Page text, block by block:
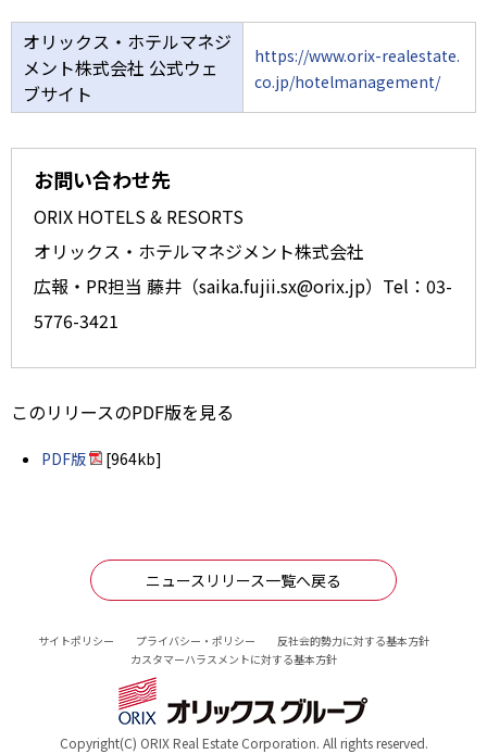
オリックス・ホテルマネジ
メント株式会社 公式ウェ
ブサイト
https://www.orix-realestate.
co.jp/hotelmanagement/
お問い合わせ先
ORIX HOTELS & RESORTS
オリックス・ホテルマネジメント株式会社
広報・PR担当 藤井（saika.fujii.sx@orix.jp）Tel：03-
5776-3421
このリリースのPDF版を見る
PDF版 [964kb]
ニュースリリース一覧へ戻る
サイトポリシー プライバシー・ポリシー
反社会的勢力に対する基本方針
カスタマーハラスメントに対する基本方針
Copyright(C) ORIX Real Estate Corporation. All rights reserved.